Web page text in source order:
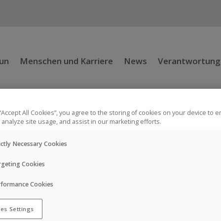
Menschen und Karriere News Verantwortung
Mitteilungen
Informationen, Pharmakovigilanz-Berichte und
All Cookies”, you agree to the storing of cookies on your device to
analyze site usage, and assist in our marketing efforts.
Necessary Cookies
Cookies
Cookies
Settings